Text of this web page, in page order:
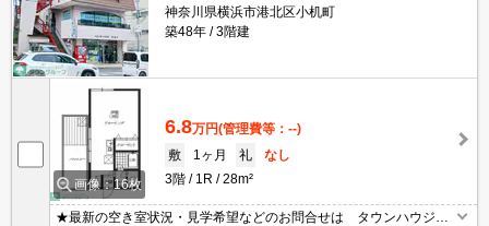
神奈川県横浜市港北区小机町
築48年
3階建
画像：16枚
6.8万円(管理費等：--)
敷
1ヶ月 礼
なし
3階
1R 28m²
★最新の空き室状況・見学希望などのお問合せは タウンハウジン